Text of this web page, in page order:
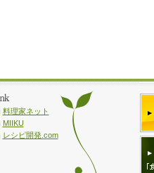
料理家ネット
MIIKU
レシピ開発.com